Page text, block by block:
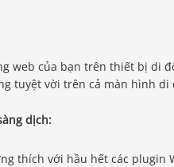
web của bạn trên thiết bị di
tuyệt vời trên cả màn hình
dịch:
thích với hầu hết các plugin